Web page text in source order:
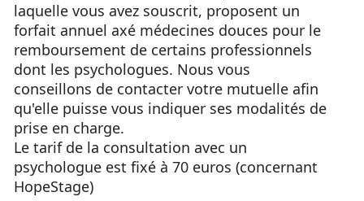
laquelle vous avez souscrit, proposent un
forfait annuel axé médecines douces pour le
remboursement de certains professionnels
dont les psychologues. Nous vous
conseillons de contacter votre mutuelle afin
qu'elle puisse vous indiquer ses modalités de
prise en charge.
​Le tarif de la consultation avec un
psychologue est fixé à 70 euros (concernant
HopeStage)